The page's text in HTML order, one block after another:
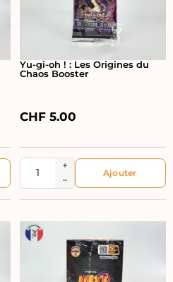
Yu-gi-oh ! : Les Origines du
Chaos Booster
CHF5.00
+
−